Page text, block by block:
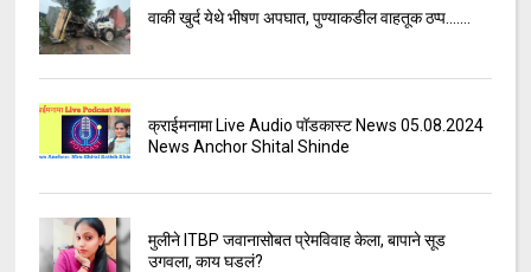
वाकी खुर्द येथे भीषण अपघात, पुण्याकडील वाहतूक ठप्प.......
क्राईमनामा Live Audio पॉडकास्ट News 05.08.2024
News Anchor Shital Shinde
मुलीने ITBP जवानासोबत प्रेमविवाह केला, बापाने सूड
उगवला, काय घडलं?